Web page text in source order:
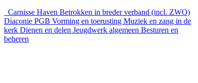
Carnisse Haven Betrokken in breder verband (incl. ZWO)
Diaconie PGB Vorming en toerusting Muziek en zang in de
kerk Dienen en delen Jeugdwerk algemeen Besturen en
beheren